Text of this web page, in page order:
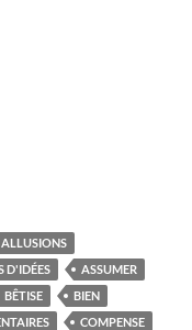
ALLUSIONS
D'IDÉES
ASSUMER
BÊTISE
BIEN
COMPENSE